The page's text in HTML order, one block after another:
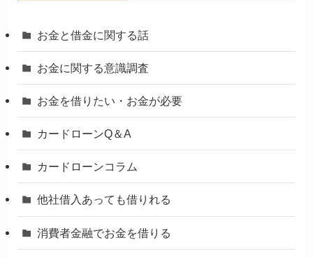
お金と借金に関する話
お金に関する意識調査
お金を借りたい・お金が必要
カードローンQ＆A
カードローンコラム
他社借入あっても借りれる
消費者金融でお金を借りる